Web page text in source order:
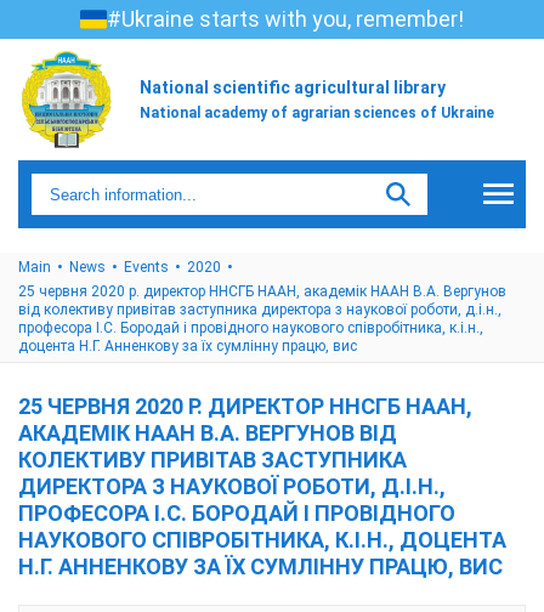
#Ukraine starts with you, remember!
National scientific agricultural library
National academy of agrarian sciences of Ukraine
Main News Events
2020
25 червня 2020 р. директор ННСГБ НААН, академік НААН В.А. Вергунов
від колективу привітав заступника директора з наукової роботи, д.і.н.,
професора І.С. Бородай і провідного наукового співробітника, к.і.н.,
доцента Н.Г. Анненкову за їх сумлінну працю, вис
25 ЧЕРВНЯ 2020 Р. ДИРЕКТОР ННСГБ НААН,
АКАДЕМІК НААН В.А. ВЕРГУНОВ ВІД
КОЛЕКТИВУ ПРИВІТАВ ЗАСТУПНИКА
ДИРЕКТОРА З НАУКОВОЇ РОБОТИ, Д.І.Н.,
ПРОФЕСОРА І.С. БОРОДАЙ І ПРОВІДНОГО
НАУКОВОГО СПІВРОБІТНИКА, К.І.Н., ДОЦЕНТА
Н.Г. АННЕНКОВУ ЗА ЇХ СУМЛІННУ ПРАЦЮ, ВИС